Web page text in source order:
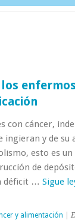
con cáncer,
ingieran y de su
esto es
de
déficit … Sigue
y alimentación |